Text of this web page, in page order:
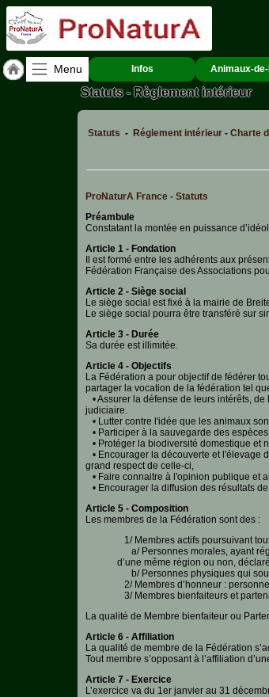
Menu Infos Animaux-
Statuts - Règlement intérieur
Statuts - Réglement intérieur - Charte
ProNaturA France - Statuts
Préambule
Constatant la montée en puissance
Article 1 - Fondation
Il est formé entre les adhérents aux
Fédération Française des Associations
Article 2 - Siège social
Le siège social est fixé à la mairie de
Le siège social pourra être transféré sur
Article 3 - Durée
Sa durée est illimitée.
Article 4 - Objectifs
La Fédération a pour objectif de fédérer
partager la vocation de la fédération tel
• Assurer la défense de leurs intérêts,
judiciaire.
• Lutter contre l'idée que les animaux
• Participer à la sauvegarde des
• Protéger la biodiversité domestique et
• Encourager la découverte et l'élevage
grand respect de celle-ci,
• Faire connaitre à l'opinion publique et
• Encourager la diffusion des résultats
Article 5 - Composition
Les membres de la Fédération sont des :
1/ Membres actifs poursuivant
a/ Personnes morales, ayant
d’une même région ou non,
b/ Personnes physiques qui
2/ Membres d’honneur :
3/ Membres bienfaiteurs et
La qualité de Membre bienfaiteur ou
Article 6 - Affiliation
La qualité de membre de la Fédération
Tout membre s’opposant à l’affiliation
Article 7 - Exercice
L’exercice va du 1er janvier au 31